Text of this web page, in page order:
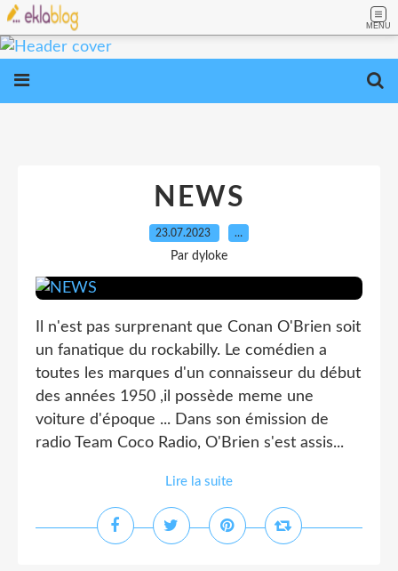
MENU
NEWS
23.07.2023 …
Par dyloke
Il n'est pas surprenant que Conan O'Brien soit
un fanatique du rockabilly. Le comédien a
toutes les marques d'un connaisseur du début
des années 1950 ,il possède meme une
voiture d'époque ... Dans son émission de
radio Team Coco Radio, O'Brien s'est assis...
Lire la suite